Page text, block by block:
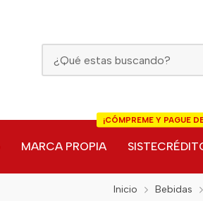
MARCA PROPIA
¡CÓMPREME Y PAGUE
Inicio Bebidas